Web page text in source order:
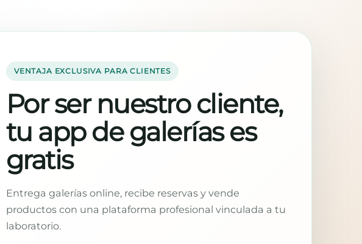
VENTAJA EXCLUSIVA PARA CLIENTES
Por ser nuestro cliente,
tu app de galerías es
gratis
Entrega galerías online, recibe reservas y vende
productos con una plataforma profesional vinculada a tu
laboratorio.